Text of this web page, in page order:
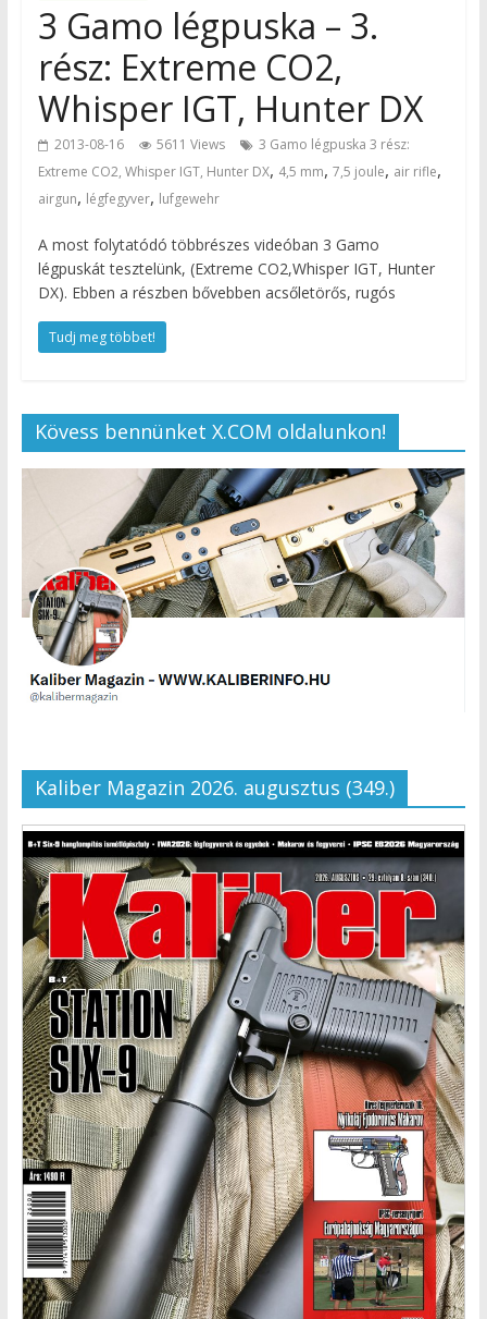
3 Gamo légpuska – 3.
rész: Extreme CO2,
Whisper IGT, Hunter DX
2013-08-16 5611 Views
3 Gamo légpuska 3 rész:
Extreme CO2, Whisper IGT, Hunter DX, 4,5 mm, 7,5 joule, air rifle,
airgun, légfegyver, lufgewehr
A most folytatódó többrészes videóban 3 Gamo
légpuskát tesztelünk, (Extreme CO2,Whisper IGT, Hunter
DX). Ebben a részben bővebben acsőletörős, rugós
Tudj meg többet!
Kövess bennünket X.COM oldalunkon!
Kaliber Magazin 2026. augusztus (349.)